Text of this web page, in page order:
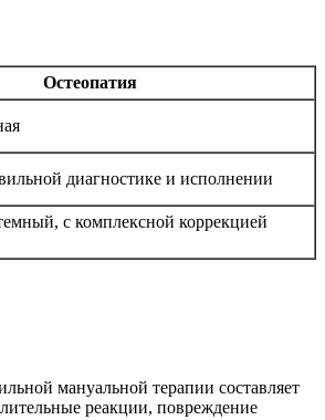
Остеопатия
диагностике и исполнении
с комплексной коррекцией
мануальной терапии составляет
реакции, повреждение